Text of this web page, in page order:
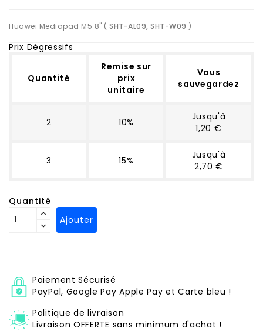
Huawei Mediapad M5 8" ( SHT-AL09, SHT-W09 )
Prix Dégressifs
Quantité
Remise sur
prix
unitaire
Vous
sauvegardez
2 10%
Jusqu'à
1,20 €
3 15%
Jusqu'à
2,70 €
Quantité
Ajouter
Paiement Sécurisé
PayPal, Google Pay Apple Pay et Carte bleu !
Politique de livraison
Livraison OFFERTE sans minimum d'achat !